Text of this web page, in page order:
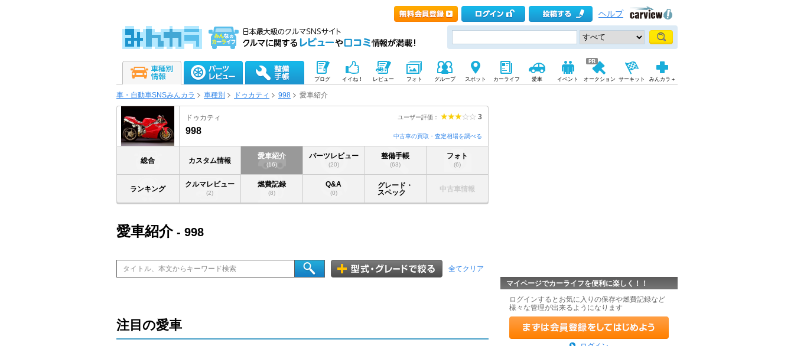
ヘルプ
ブログ イイね！ レビュー フォト グループ スポット カーライフ 愛車 イベント オークション サーキット みんカラ＋
車・自動車SNSみんカラ 車種別 ドゥカティ 998 愛車紹介
ユーザー評価： 3
ドゥカティ
998
中古車の買取・査定相場を調べる
総合 カスタム情報
愛車紹介
(16)
パーツレビュー
(20)
整備手帳
(63)
フォト
(6)
ランキング
クルマレビュー
(2)
燃費記録
(8)
Q&A
(0)
グレード・
スペック
中古車情報
愛車紹介- 998
全てクリア
注目の愛車
マイページでカーライフを便利に楽しく！！
ログインするとお気に入りの保存や燃費記録など
様々な管理が出来るようになります